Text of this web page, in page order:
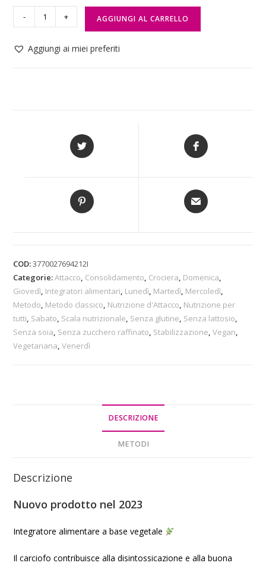
- + AGGIUNGI AL CARRELLO
Aggiungi ai miei preferiti
COD:3770027694212I
Categorie:Attacco, Consolidamento, Crociera, Domenica,
Giovedì, Integratori alimentari, Lunedì, Martedì, Mercoledì,
Metodo, Metodo classico, Nutrizione d'Attacco, Nutrizione per
tutti, Sabato, Scala nutrizionale, Senza glutine, Senza lattosio,
Senza soia, Senza zucchero raffinato, Stabilizzazione,Vegan,
Vegetariana,Venerdì
DESCRIZIONE
METODI
Descrizione
Nuovo prodotto nel 2023
Integratore alimentare a base vegetale
Il carciofo contribuisce alla disintossicazione e alla buona